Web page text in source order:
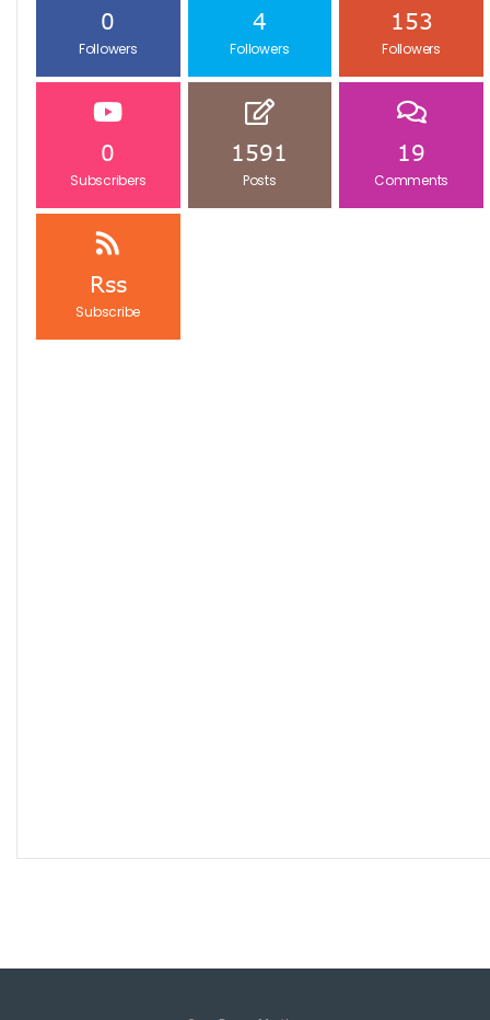
0
Followers
4
Followers
153
Followers
0
Subscribers
1591
Posts
19
Comments
Rss
Subscribe